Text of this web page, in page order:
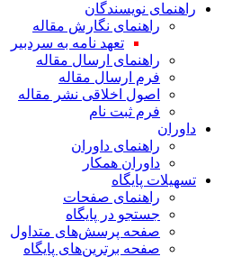
راهنمای نویسندگان
راهنمای نگارش مقاله
تعهد نامه به سردبیر
راهنمای ارسال مقاله
فرم ارسال مقاله
اصول اخلاقی نشر مقاله
فرم ثبت نام
داوران
راهنمای داوران
داوران همکار
تسهیلات پایگاه
راهنمای صفحات
جستجو در پایگاه
صفحه پرسش‌های متداول
صفحه برترین‌های پایگاه